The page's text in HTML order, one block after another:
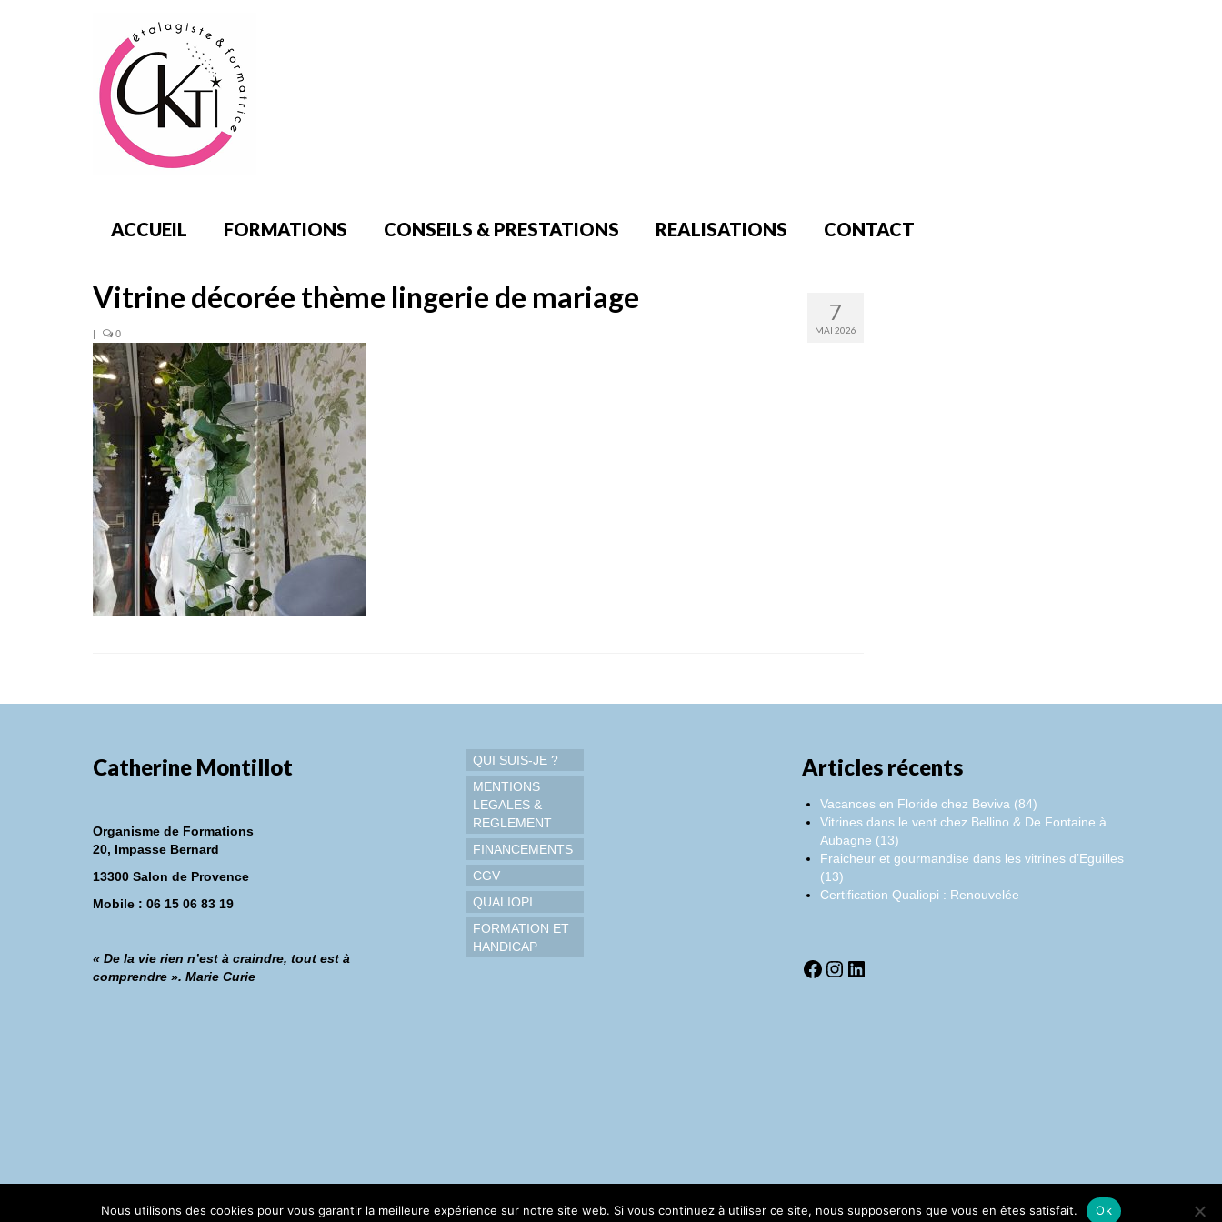
ACCUEIL FORMATIONS CONSEILS & PRESTATIONS REALISATIONS CONTACT
7
MAI 2026
Vitrine décorée thème lingerie de mariage
| 0
Catherine Montillot
Organisme de Formations
20, Impasse Bernard
13300 Salon de Provence
Mobile : 06 15 06 83 19
« De la vie rien n’est à craindre, tout est à
comprendre ». Marie Curie
QUI SUIS-JE ?
MENTIONS
LEGALES &
REGLEMENT
FINANCEMENTS
CGV
QUALIOPI
FORMATION ET
HANDICAP
Articles récents
Vacances en Floride chez Beviva (84)
Vitrines dans le vent chez Bellino & De Fontaine à
Aubagne (13)
Fraicheur et gourmandise dans les vitrines d’Eguilles
(13)
Certification Qualiopi : Renouvelée
Facebook
Instagram
LinkedIn
©Catherine Montillot
Nous utilisons des cookies pour vous garantir la meilleure expérience sur notre site web. Si vous continuez à utiliser ce site, nous supposerons que vous en êtes satisfait. Ok